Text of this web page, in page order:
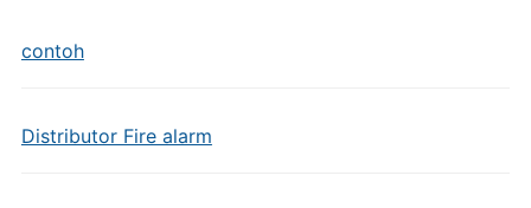
contoh
Distributor Fire alarm